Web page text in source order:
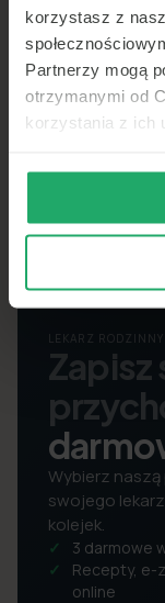
korzystasz z
Partnerzy mogą
otrzymanymi od
korzystania z ich
LEKARZ RODZINNY
Zapisz
Wybierz
swojego
kolejek.
3 darmowe
Recepty, e-
online